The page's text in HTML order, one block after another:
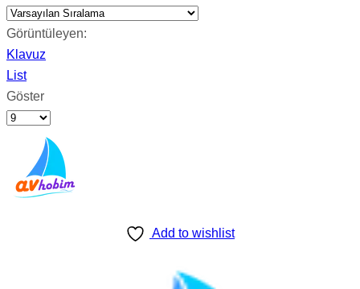
Görüntüleyen:
Klavuz
List
Göster
Products
Add to wishlist